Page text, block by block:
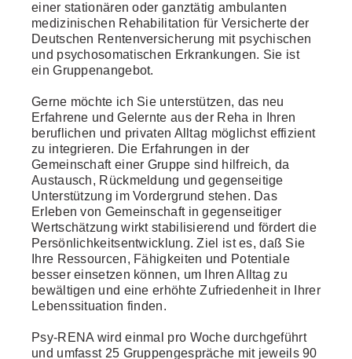
einer stationären oder ganztätig ambulanten
medizinischen Rehabilitation für Versicherte der
Deutschen Rentenversicherung mit psychischen
und psychosomatischen Erkrankungen. Sie ist
ein Gruppenangebot.
Gerne möchte ich Sie unterstützen, das neu
Erfahrene und Gelernte aus der Reha in Ihren
beruflichen und privaten Alltag möglichst effizient
zu integrieren. Die Erfahrungen in der
Gemeinschaft einer Gruppe sind hilfreich, da
Austausch, Rückmeldung und gegenseitige
Unterstützung im Vordergrund stehen. Das
Erleben von Gemeinschaft in gegenseitiger
Wertschätzung wirkt stabilisierend und fördert die
Persönlichkeitsentwicklung. Ziel ist es, daß Sie
Ihre Ressourcen, Fähigkeiten und Potentiale
besser einsetzen können, um Ihren Alltag zu
bewältigen und eine erhöhte Zufriedenheit in Ihrer
Lebenssituation finden.
Psy-RENA wird einmal pro Woche durchgeführt
und umfasst 25 Gruppengespräche mit jeweils 90